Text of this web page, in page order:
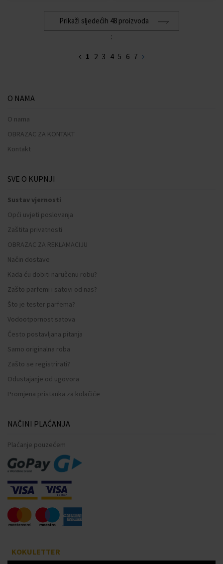
Prikaži sljedećih 48 proizvoda
:
1 2 3 4 5 6 7
O NAMA
O nama
OBRAZAC ZA KONTAKT
Kontakt
SVE O KUPNJI
Sustav vjernosti
Opći uvjeti poslovanja
Zaštita privatnosti
OBRAZAC ZA REKLAMACIJU
Način dostave
Kada ću dobiti naručenu robu?
Zašto parfemi i satovi od nas?
Što je tester parfema?
Vodootpornost satova
Često postavljana pitanja
Samo originalna roba
Zašto se registrirati?
Odustajanje od ugovora
Promjena pristanka za kolačiće
NAČINI PLAĆANJA
Plaćanje pouzećem
KOKULETTER